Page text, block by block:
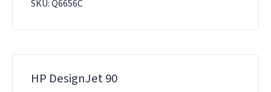
SKU: Q6656C
HP DesignJet 90